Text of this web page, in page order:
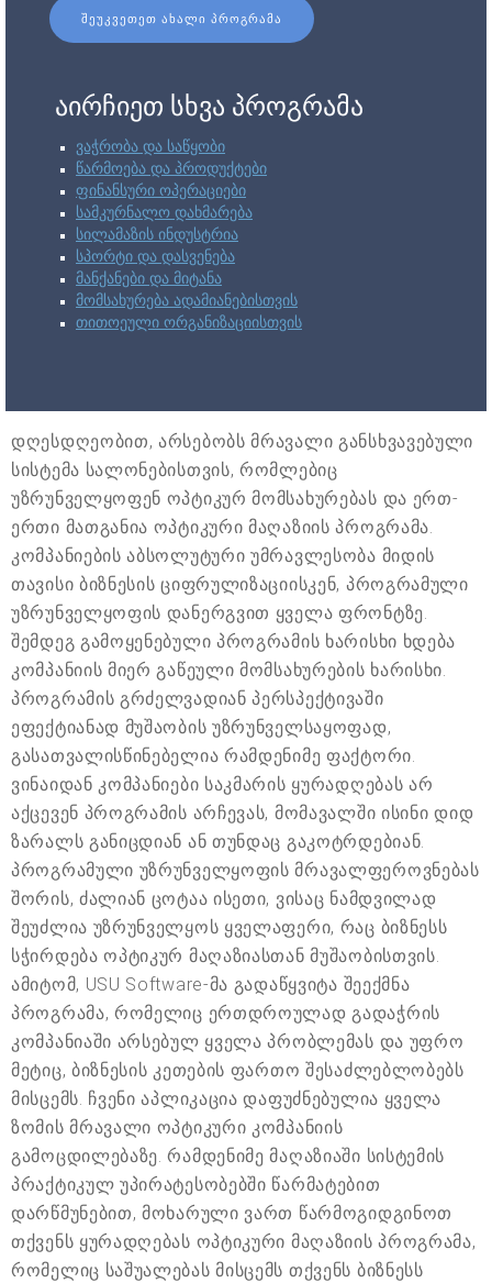
ᲨᲔᲣᲙᲕᲔᲗᲔᲗ ᲐᲮᲐᲚᲘ ᲞᲠᲝᲒᲠᲐᲛᲐ
აირჩიეთ სხვა პროგრამა
ვაჭრობა და საწყობი
წარმოება და პროდუქტები
ფინანსური ოპერაციები
სამკურნალო დახმარება
სილამაზის ინდუსტრია
სპორტი და დასვენება
მანქანები და მიტანა
მომსახურება ადამიანებისთვის
თითოეული ორგანიზაციისთვის
დღესდღეობით, არსებობს მრავალი განსხვავებული
სისტემა სალონებისთვის, რომლებიც
უზრუნველყოფენ ოპტიკურ მომსახურებას და ერთ-
ერთი მათგანია ოპტიკური მაღაზიის პროგრამა.
კომპანიების აბსოლუტური უმრავლესობა მიდის
თავისი ბიზნესის ციფრულიზაციისკენ, პროგრამული
უზრუნველყოფის დანერგვით ყველა ფრონტზე.
შემდეგ გამოყენებული პროგრამის ხარისხი ხდება
კომპანიის მიერ გაწეული მომსახურების ხარისხი.
პროგრამის გრძელვადიან პერსპექტივაში
ეფექტიანად მუშაობის უზრუნველსაყოფად,
გასათვალისწინებელია რამდენიმე ფაქტორი.
ვინაიდან კომპანიები საკმარის ყურადღებას არ
აქცევენ პროგრამის არჩევას, მომავალში ისინი დიდ
ზარალს განიცდიან ან თუნდაც გაკოტრდებიან.
პროგრამული უზრუნველყოფის მრავალფეროვნებას
შორის, ძალიან ცოტაა ისეთი, ვისაც ნამდვილად
შეუძლია უზრუნველყოს ყველაფერი, რაც ბიზნესს
სჭირდება ოპტიკურ მაღაზიასთან მუშაობისთვის.
ამიტომ, USU Software-მა გადაწყვიტა შეექმნა
პროგრამა, რომელიც ერთდროულად გადაჭრის
კომპანიაში არსებულ ყველა პრობლემას და უფრო
მეტიც, ბიზნესის კეთების ფართო შესაძლებლობებს
მისცემს. ჩვენი აპლიკაცია დაფუძნებულია ყველა
ზომის მრავალი ოპტიკური კომპანიის
გამოცდილებაზე. რამდენიმე მაღაზიაში სისტემის
პრაქტიკულ უპირატესობებში წარმატებით
დარწმუნებით, მოხარული ვართ წარმოგიდგინოთ
თქვენს ყურადღებას ოპტიკური მაღაზიის პროგრამა,
რომელიც საშუალებას მისცემს თქვენს ბიზნესს